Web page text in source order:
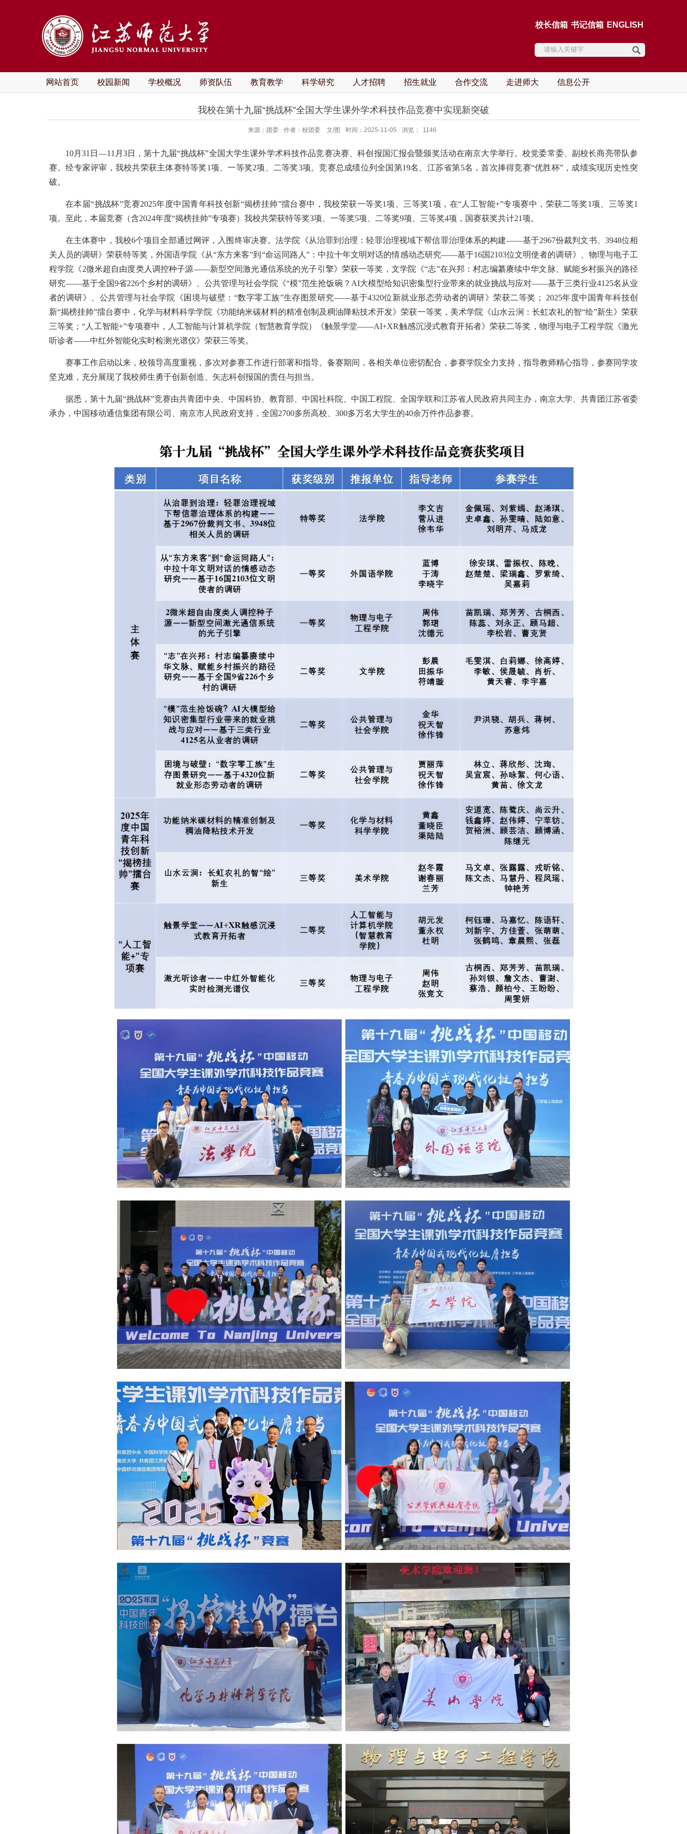
校长信箱 书记信箱 ENGLISH
网站首页 校园新闻 学校概况 师资队伍 教育教学 科学研究 人才招聘 招生就业 合作交流 走进师大 信息公开
我校在第十九届“挑战杯”全国大学生课外学术科技作品竞赛中实现新突破
来源：团委 作者：校团委 文/图 时间：2025-11-05 浏览： 1146
10月31日—11月3日，第十九届“挑战杯”全国大学生课外学术科技作品竞赛决赛、科创报国汇报会暨颁奖活动在南京大学举行。校党委常委、副校长商亮带队参
赛。经专家评审，我校共荣获主体赛特等奖1项、一等奖2项、二等奖3项。竞赛总成绩位列全国第19名、江苏省第5名，首次捧得竞赛“优胜杯”，成绩实现历史性突
破。
在本届“挑战杯”竞赛2025年度中国青年科技创新“揭榜挂帅”擂台赛中，我校荣获一等奖1项、三等奖1项，在“人工智能+”专项赛中，荣获二等奖1项、三等奖1
项。至此，本届竞赛（含2024年度“揭榜挂帅”专项赛）我校共荣获特等奖3项、一等奖5项、二等奖9项、三等奖4项，国赛获奖共计21项。
在主体赛中，我校6个项目全部通过网评，入围终审决赛。法学院《从治罪到治理：轻罪治理视域下帮信罪治理体系的构建——基于2967份裁判文书、3948位相
关人员的调研》荣获特等奖，外国语学院《从“东方来客”到“命运同路人”：中拉十年文明对话的情感动态研究——基于16国2103位文明使者的调研》、物理与电子工
程学院《2微米超自由度类人调控种子源——新型空间激光通信系统的光子引擎》荣获一等奖，文学院《“志”在兴邦：村志编纂赓续中华文脉、赋能乡村振兴的路径
研究——基于全国9省226个乡村的调研》、公共管理与社会学院《“模”范生抢饭碗？AI大模型给知识密集型行业带来的就业挑战与应对——基于三类行业4125名从业
者的调研》、公共管理与社会学院《困境与破壁：“数字零工族”生存图景研究——基于4320位新就业形态劳动者的调研》荣获二等奖； 2025年度中国青年科技创
新“揭榜挂帅”擂台赛中，化学与材料科学学院《功能纳米碳材料的精准创制及稠油降粘技术开发》荣获一等奖，美术学院《山水云涧：长虹农礼的智“绘”新生》荣获
三等奖；“人工智能+”专项赛中，人工智能与计算机学院（智慧教育学院）《触景学堂——AI+XR触感沉浸式教育开拓者》荣获二等奖，物理与电子工程学院《激光
听诊者——中红外智能化实时检测光谱仪》荣获三等奖。
赛事工作启动以来，校领导高度重视，多次对参赛工作进行部署和指导。备赛期间，各相关单位密切配合，参赛学院全力支持，指导教师精心指导，参赛同学攻
坚克难，充分展现了我校师生勇于创新创造、矢志科创报国的责任与担当。
据悉，第十九届“挑战杯”竞赛由共青团中央、中国科协、教育部、中国社科院、中国工程院、全国学联和江苏省人民政府共同主办，南京大学、共青团江苏省委
承办，中国移动通信集团有限公司、南京市人民政府支持，全国2700多所高校、300多万名大学生的40余万件作品参赛。